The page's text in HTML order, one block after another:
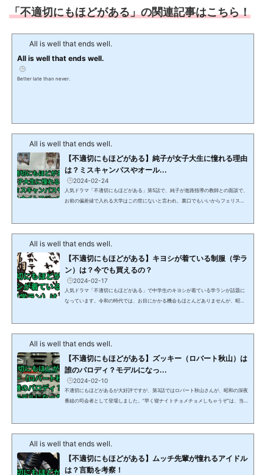
「不適切にもほどがある」の関連記事はこちら！
All is well that ends well.
All is well that ends well.
Better late than never.
All is well that ends well.
【不適切にもほどがある】純子が女子大生に憧れる理由
は？ミスキャンパスやオール...
2024-02-24
人気ドラマ「不適切にもほどがある」第5話で、純子が進路指導の教師との面談で、
お前の偏差値で入れる大学はこの世にないと言われ、裏口でもいいからフェリスに
いう発言について解説します。 【不適切にもほどがある】純子が女子大生に憧れる
All is well that ends well.
【不適切にもほどがある】キヨシが着ている制服（学ラ
ン）は？今でも買えるの？
2024-02-17
人気ドラマ「不適切にもほどがある」で中学生のキヨシが着ている学ランが話題に
なっています。令和の時代では、お目にかかる機会もほとんどありませんが、昭和
ドラマ「不適切にもほどがある」で中学生のキヨシが着ているのは、短ランにボン
All is well that ends well.
【不適切にもほどがある】ズッキー（ロバート秋山）は
誰のパロディ？モデルになっ...
2024-02-10
不適切にもほどがあるが大好評ですが、第3話ではロバート秋山さんが、昭和の深夜
番組の司会者として登場しました。”早く寝ナイトチョメチョメしちゃうぞ”は、当時
にもほどがある】ズッキー（ロバート秋山）は誰のパロディ？不適切にもほどがあ
All is well that ends well.
【不適切にもほどがある】ムッチ先輩が憧れるアイドル
は？言動を考察！